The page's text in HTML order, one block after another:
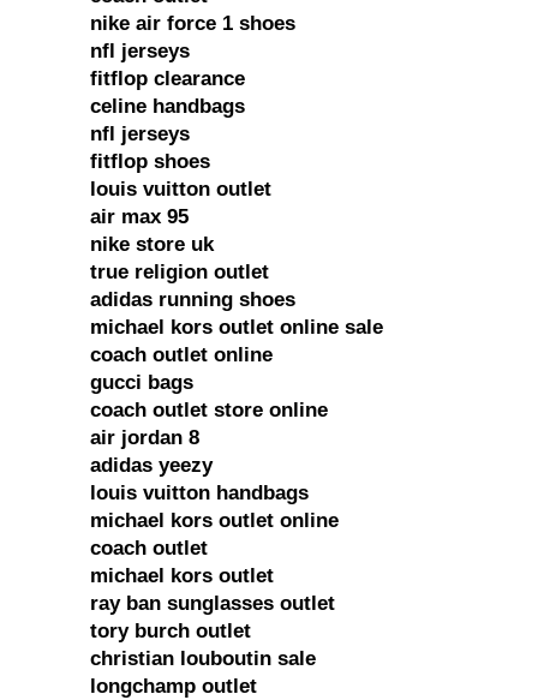
nike air force 1 shoes
nfl jerseys
fitflop clearance
celine handbags
nfl jerseys
fitflop shoes
louis vuitton outlet
air max 95
nike store uk
true religion outlet
adidas running shoes
michael kors outlet online sale
coach outlet online
gucci bags
coach outlet store online
air jordan 8
adidas yeezy
louis vuitton handbags
michael kors outlet online
coach outlet
michael kors outlet
ray ban sunglasses outlet
tory burch outlet
christian louboutin sale
longchamp outlet